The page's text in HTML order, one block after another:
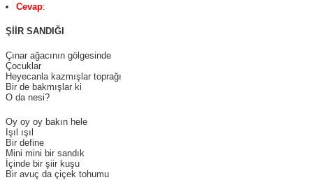
Cevap:
ŞİİR SANDIĞI
Çınar ağacının gölgesinde
Çocuklar
Heyecanla kazmışlar toprağı
Bir de bakmışlar ki
O da nesi?
Oy oy oy bakın hele
Işıl ışıl
Bir define
Mini mini bir sandık
İçinde bir şiir kuşu
Bir avuç da çiçek tohumu